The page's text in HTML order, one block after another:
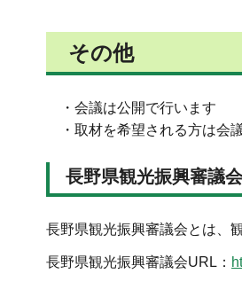
その他
・会議は公開で行います
・取材を希望される方は会
長野県観光振興審議
長野県観光振興審議会とは、
長野県観光振興審議会URL：